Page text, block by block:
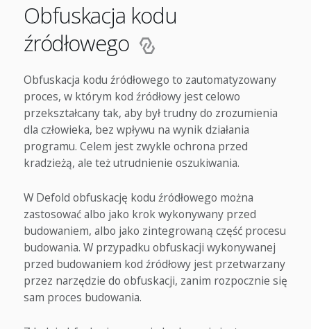
Obfuskacja kodu
źródłowego
Obfuskacja kodu źródłowego to zautomatyzowany
proces, w którym kod źródłowy jest celowo
przekształcany tak, aby był trudny do zrozumienia
dla człowieka, bez wpływu na wynik działania
programu. Celem jest zwykle ochrona przed
kradzieżą, ale też utrudnienie oszukiwania.
W Defold obfuskację kodu źródłowego można
zastosować albo jako krok wykonywany przed
budowaniem, albo jako zintegrowaną część procesu
budowania. W przypadku obfuskacji wykonywanej
przed budowaniem kod źródłowy jest przetwarzany
przez narzędzie do obfuskacji, zanim rozpocznie się
sam proces budowania.